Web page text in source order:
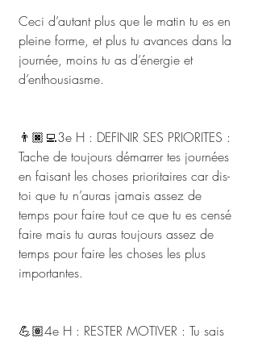
Ceci d’autant plus que le matin tu es en
pleine forme, et plus tu avances dans la
journée, moins tu as d’énergie et
d’enthousiasme.
👨🏿‍💻3e H : DEFINIR SES PRIORITES :
Tache de toujours démarrer tes journées
en faisant les choses prioritaires car dis-
toi que tu n’auras jamais assez de
temps pour faire tout ce que tu es censé
faire mais tu auras toujours assez de
temps pour faire les choses les plus
importantes.
💪🏽4e H : RESTER MOTIVER : Tu sais